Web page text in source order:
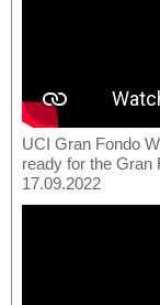
UCI Gran Fondo
ready for the Gran
17.09.2022